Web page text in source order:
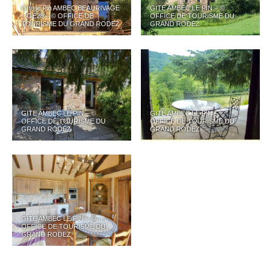
Gîte le Pin AMBEC BEAURIVAGE
– GE28 – © OFFICE DE
TOURISME DU GRAND RODEZ
GITE AMBEC LE PIN – ©
OFFICE DE TOURISME DU
GRAND RODEZ
GITE AMBEC LE PIN – ©
OFFICE DE TOURISME DU
GRAND RODEZ
GITE AMBEC LE PIN – ©
OFFICE DE TOURISME DU
GRAND RODEZ
GITE AMBEC LE PIN – ©
OFFICE DE TOURISME DU
GRAND RODEZ